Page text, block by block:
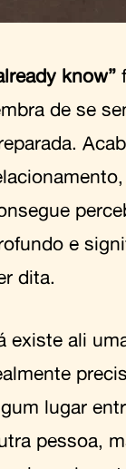
know”
de se
e
dita.
existe ali
lugar
pessoa,